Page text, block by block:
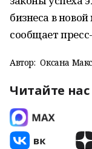
бизнеса в
сообщает
Автор: Оксана
Читайте нас